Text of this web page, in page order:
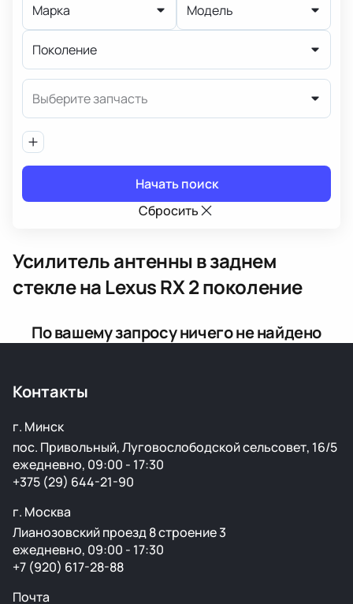
Марка Модель
Поколение
Выберите запчасть
Начать поиск
Сбросить
Усилитель антенны в заднем
стеклена Lexus RX 2 поколение
По вашему запросу ничего не найдено
Контакты
г. Минск
пос. Привольный, Луговослободской сельсовет, 16/5
ежедневно, 09:00 - 17:30
+375 (29) 644-21-90
г. Москва
Лианозовский проезд 8 строение 3
ежедневно, 09:00 - 17:30
+7 (920) 617-28-88
Почта